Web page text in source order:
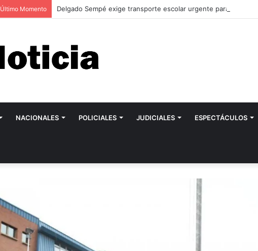
Último Momento Delgado Sempé exige transporte escolar urgente para la ESRN
NACIONALES POLICIALES JUDICIALES ESPECTÁCULOS